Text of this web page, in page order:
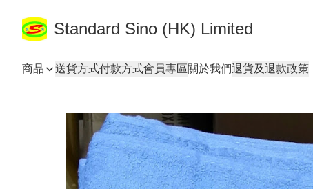
Standard Sino (HK) Limited
商品 送貨方式付款方式會員專區關於我們退貨及退款政策